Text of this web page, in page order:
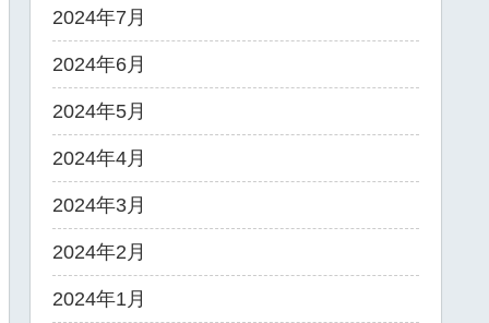
2024年7月
2024年6月
2024年5月
2024年4月
2024年3月
2024年2月
2024年1月